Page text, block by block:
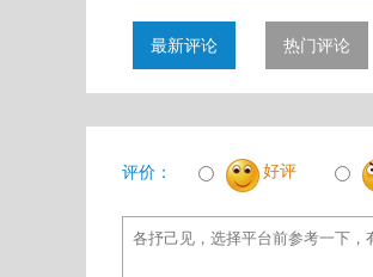
最新评论 热门评论
评价： 好评